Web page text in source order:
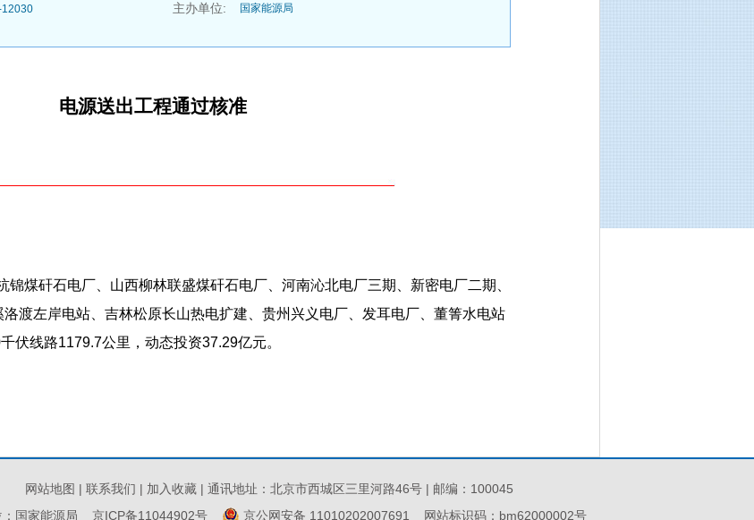
主办单位: 国家能源局
电源送出工程通过核准
矸石电厂、山西柳林联盛煤矸石电厂、河南沁北电厂三期、新密电厂二期、
洛渡左岸电站、吉林松原长山热电扩建、贵州兴义电厂、发耳电厂、董箐水电站
伏线路1179.7公里，动态投资37.29亿元。